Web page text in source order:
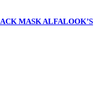
MASK ALFALOOK’S